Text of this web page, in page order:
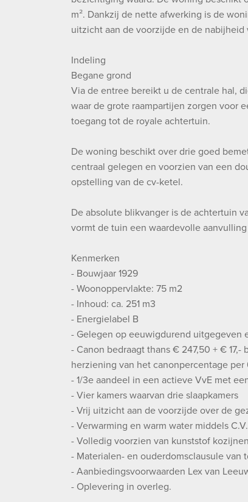
m². Dankzij de nette afwerking is de
uitzicht aan de voorzijde en de
Indeling
Begane grond
Via de entree bereikt u de centrale hal,
waar de grote raampartijen zorgen voor
toegang tot de royale achtertuin.
De woning beschikt over drie goed
centraal gelegen en voorzien van een
opstelling van de cv-ketel.
De absolute blikvanger is de achtertuin
vormt de tuin een waardevolle
Kenmerken
- Bouwjaar 1929
- Woonoppervlakte: 75 m2
- Inhoud: ca. 251 m3
- Energielabel B
- Gelegen op eeuwigdurend uitgegeven
- Canon bedraagt thans € 247,50 + €
herziening van het canonpercentage per
- 1/3e aandeel in een actieve VvE met
- Vier kamers waarvan drie slaapkamers
- Vrij uitzicht aan de voorzijde over de
- Verwarming en warm water middels
- Volledig voorzien van kunststof
- Materialen- en ouderdomsclausule van
- Aanbiedingsvoorwaarden Lex van
- Oplevering in overleg.